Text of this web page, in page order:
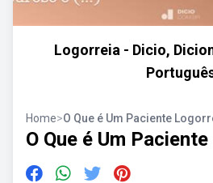
Logorreia - Dicio,
Home>O Que é Um Paciente
O Que é Um